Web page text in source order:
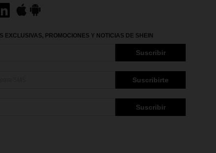
EXCLUSIVAS, PROMOCIONES Y NOTICIAS DE SHEIN
Suscribir
Suscribirte
Suscribir